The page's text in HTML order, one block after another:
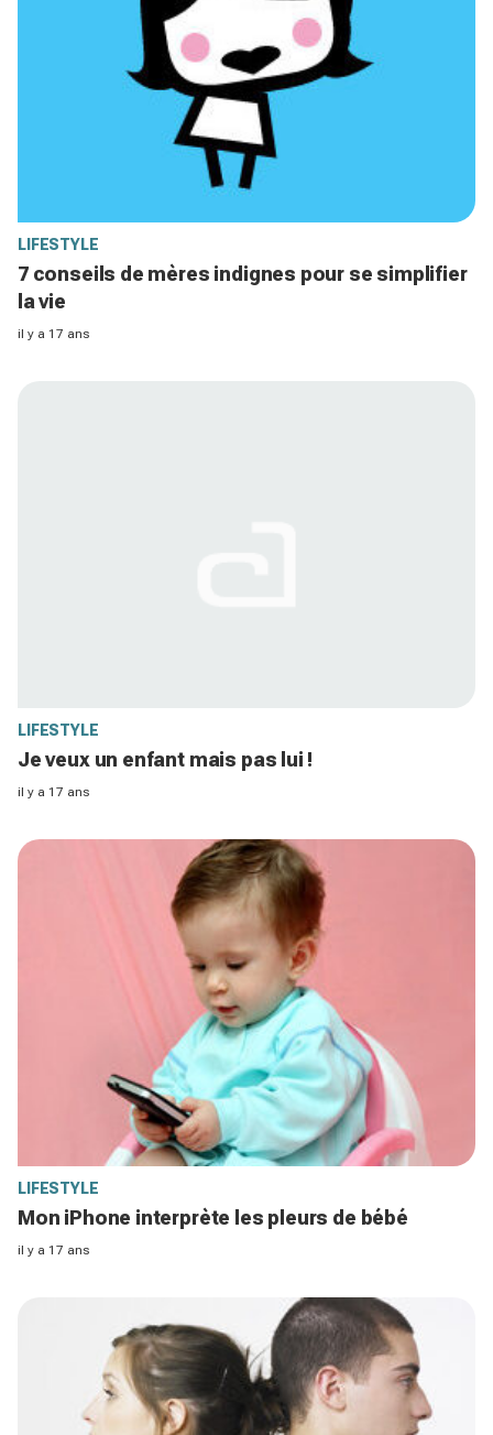
LIFESTYLE
7 conseils de mères indignes pour se simplifier
la vie
il y a 17 ans
LIFESTYLE
Je veux un enfant mais pas lui !
il y a 17 ans
LIFESTYLE
Mon iPhone interprète les pleurs de bébé
il y a 17 ans